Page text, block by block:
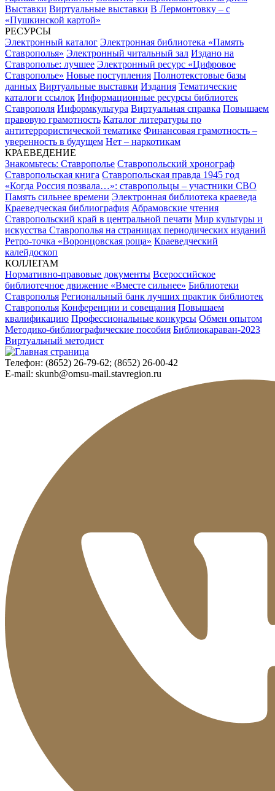
Выставки Виртуальные выставки В Лермонтовку – с
«Пушкинской картой»
РЕСУРСЫ
Электронный каталог Электронная библиотека «Память
Ставрополья» Электронный читальный зал Издано на
Ставрополье: лучшее Электронный ресурс «Цифровое
Ставрополье» Новые поступления Полнотекстовые базы
данных Виртуальные выставки Издания Тематические
каталоги ссылок Информационные ресурсы библиотек
Ставрополя Информкультура Виртуальная справка Повышаем
правовую грамотность Каталог литературы по
антитеррористической тематике Финансовая грамотность –
уверенность в будущем Нет – наркотикам
КРАЕВЕДЕНИЕ
Знакомьтесь: Ставрополье Ставропольский хронограф
Ставропольская книга Ставропольская правда 1945 год
«Когда Россия позвала…»: ставропольцы – участники СВО
Память сильнее времени Электронная библиотека краеведа
Краеведческая библиография Абрамовские чтения
Ставропольский край в центральной печати Мир культуры и
искусства Ставрополья на страницах периодических изданий
Ретро-точка «Воронцовская роща» Краеведческий
калейдоскоп
КОЛЛЕГАМ
Нормативно-правовые документы Всероссийское
библиотечное движение «Вместе сильнее» Библиотеки
Ставрополья Региональный банк лучших практик библиотек
Ставрополья Конференции и совещания Повышаем
квалификацию Профессиональные конкурсы Обмен опытом
Методико-библиографические пособия Библиокараван-2023
Виртуальный методист
Телефон: (8652) 26-79-62; (8652) 26-00-42
E-mail: skunb@omsu-mail.stavregion.ru